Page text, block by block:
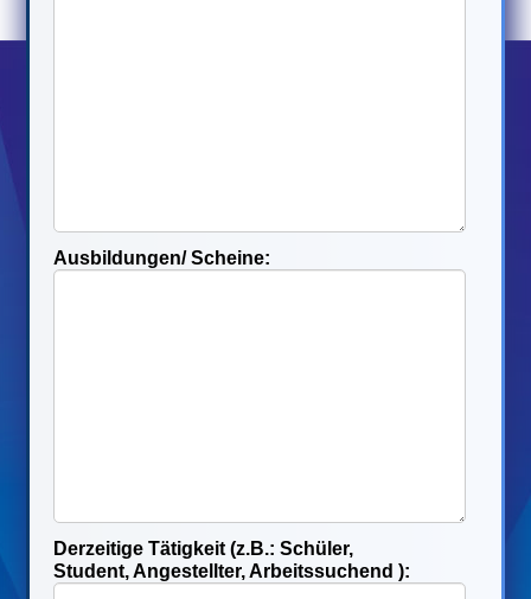
Ausbildungen/ Scheine:
Derzeitige Tätigkeit (z.B.: Schüler,
Student, Angestellter, Arbeitssuchend ):